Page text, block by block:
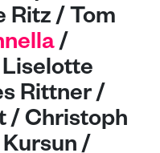
Ritz / Tom
/
Rittner /
/ Christoph
/